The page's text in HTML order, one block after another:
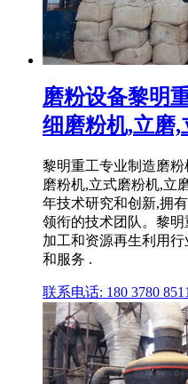
磨粉设备黎明
细磨粉机,立磨,
黎明重工专业制造磨
磨粉机,立式磨粉机,立
年技术研究和创新,拥
领衔的技术团队。黎
加工和资源再生利用
和服务 .
联系电话: 180 3780 8511